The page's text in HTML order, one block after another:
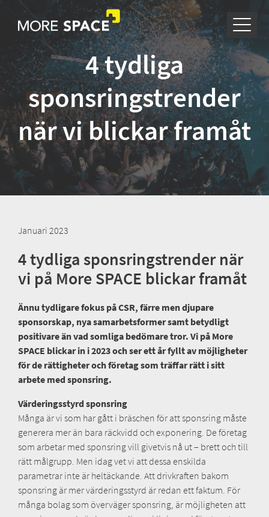
4 tydliga
sponsringstrender
när vi blickar framåt
Januari 2023
4 tydliga sponsringstrender när
vi på More SPACE blickar framåt
Ännu tydligare fokus på CSR, färre men djupare
sponsorskap, nya samarbetsformer samt betydligt
positivare än vad somliga bedömare tror. Vi på More
SPACE blickar in i 2023 och ser ett år fyllt av möjligheter
för de rättigheter och företag som träffar rätt i sitt
arbete med sponsring.
Värderingsstyrd sponsring
Många är vi som har gått i bräschen för att sponsring måste
generera mer än bara räckvidd och exponering. De företag
som arbetar med sponsring vill givetvis nå ut – brett och till
rätt målgrupp. Men idag vet vi att dessa enskilda
parametrar inte är heltäckande. Att drivkraften bakom
sponsring är mer värderingsstyrd är redan ett faktum. För
många bolag som överväger sponsring, är möjligheten att